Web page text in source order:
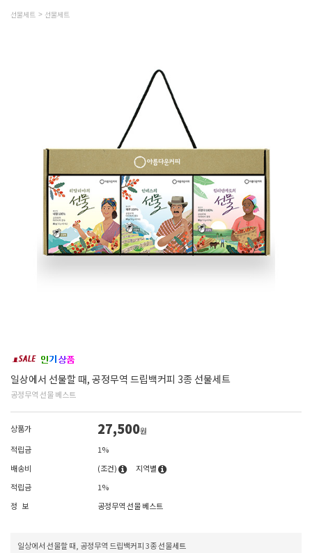
선물세트 선물세트
일상에서 선물할 때, 공정무역 드립백커피 3종 선물세트
공정무역 선물 베스트
상품가 27,500원
적립금
1%
배송비
(조건)
지역별
적립금
1%
정 보
공정무역 선물 베스트
일상에서 선물할 때, 공정무역 드립백커피 3종 선물세트